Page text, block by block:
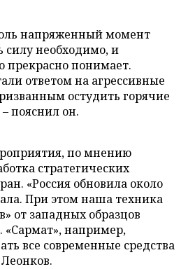
напряженный момент
силу необходимо, и
прекрасно понимает.
ответом на агрессивные
остудить горячие
пояснил он.
по мнению
стратегических
«Россия обновила около
При этом наша техника
от западных образцов
например,
все современные средства